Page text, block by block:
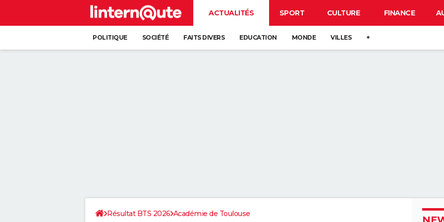
ACTUALITÉS SPORT CULTURE FINANCE
POLITIQUE SOCIÉTÉ FAITS DIVERS EDUCATION MONDE VILLES +
Résultat BTS 2026 Académie de Toulouse